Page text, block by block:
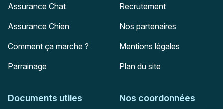
Assurance Chat
Assurance Chien
Comment ça marche ?
Parrainage
Recrutement
Nos partenaires
Mentions légales
Plan du site
Documents utiles Nos coordonnées